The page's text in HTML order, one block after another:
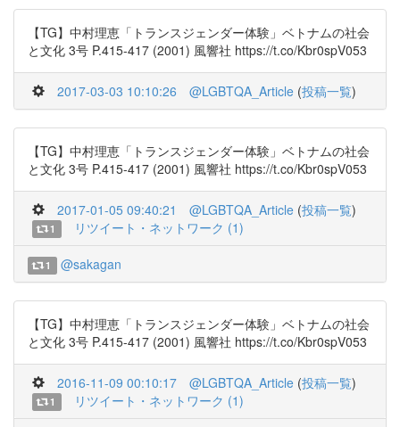
【TG】中村理恵「トランスジェンダー体験」ベトナムの社会
と文化 3号 P.415-417 (2001) 風響社 https://t.co/Kbr0spV053
2017-03-03 10:10:26 @LGBTQA_Article (投稿一覧)
【TG】中村理恵「トランスジェンダー体験」ベトナムの社会
と文化 3号 P.415-417 (2001) 風響社 https://t.co/Kbr0spV053
2017-01-05 09:40:21 @LGBTQA_Article (投稿一覧)
1 リツイート・ネットワーク (1)
1 @sakagan
【TG】中村理恵「トランスジェンダー体験」ベトナムの社会
と文化 3号 P.415-417 (2001) 風響社 https://t.co/Kbr0spV053
2016-11-09 00:10:17 @LGBTQA_Article (投稿一覧)
1 リツイート・ネットワーク (1)